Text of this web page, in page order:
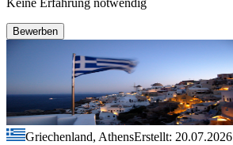
Keine Erfahrung notwendig
Bewerben
Griechenland, AthensErstellt: 20.07.2026